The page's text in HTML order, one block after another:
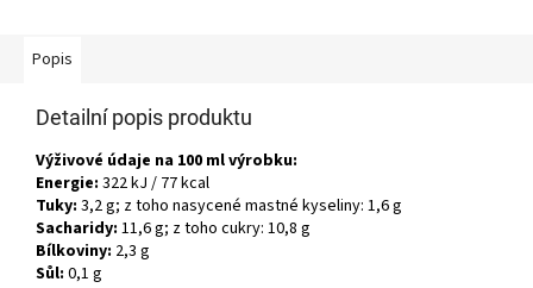
Popis
Detailní popis produktu
Výživové údaje na 100 ml výrobku:
Energie: 322 kJ / 77 kcal
Tuky: 3,2 g; z toho nasycené mastné kyseliny: 1,6 g
Sacharidy: 11,6 g; z toho cukry: 10,8 g
Bílkoviny: 2,3 g
Sůl: 0,1 g